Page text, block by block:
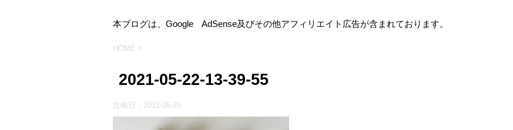
本ブログは、Google AdSense及びその他アフィリエイト広告が含まれております。
HOME >
2021-05-22-13-39-55
投稿日： 2021-05-25